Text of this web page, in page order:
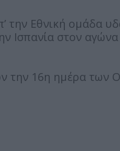
την Εθνική ομάδα
Ισπανία στον αγώνα
την 16η ημέρα των